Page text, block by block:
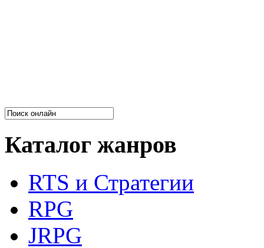
Каталог жанров
RTS и Стратегии
RPG
JRPG